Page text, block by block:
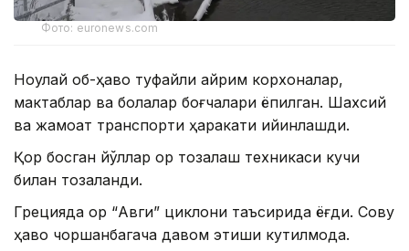
Фото: euronews.com
Ноқулай об-ҳаво туфайли айрим корхоналар,
мактаблар ва болалар боғчалари ёпилган. Шахсий
ва жамоат транспорти ҳаракати қийинлашди.
Қор босган йўллар қор тозалаш техникаси кучи
билан тозаланди.
Грецияда қор “Авги” циклони таъсирида ёғди. Совуқ
ҳаво чоршанбагача давом этиши кутилмоқда.